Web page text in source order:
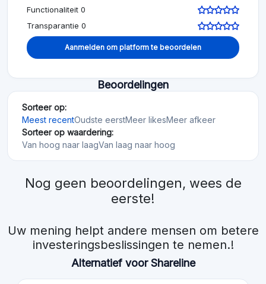
Functionaliteit 0
Transparantie 0
Aanmelden om platform te beoordelen
Beoordelingen
Sorteer op:
Meest recentOudste eerstMeer likesMeer afkeer
Sorteer op waardering:
Van hoog naar laagVan laag naar hoog
Nog geen beoordelingen, wees de
eerste!
Uw mening helpt andere mensen om betere
investeringsbeslissingen te nemen.!
Alternatief voor Shareline